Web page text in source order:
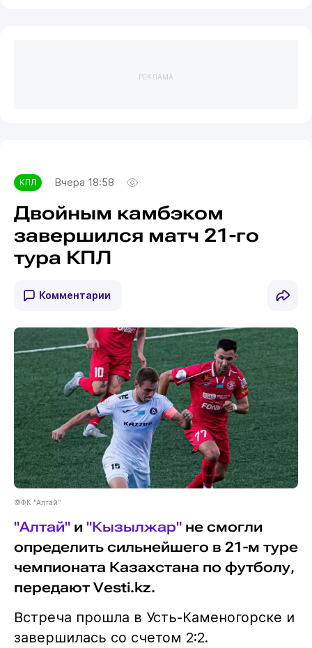
РЕКЛАМА
КПЛ Вчера 18:58
Двойным камбэком
завершился матч 21-го
тура КПЛ
Комментарии
©ФК "Алтай"
"Алтай"и "Кызылжар"не смогли
определить сильнейшего в 21-м туре
чемпионата Казахстана по футболу,
передают Vesti.kz.
Встреча прошла в Усть-Каменогорске и
завершилась со счетом 2:2.